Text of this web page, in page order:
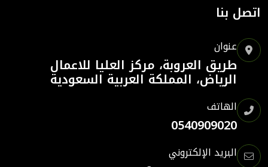
اتصل بنا
عنوان
طريق العروبة، مركز العليا للاعمال
الرياض، المملكة العربية السعودية
الهاتف
0540909020
البريد الإلكتروني